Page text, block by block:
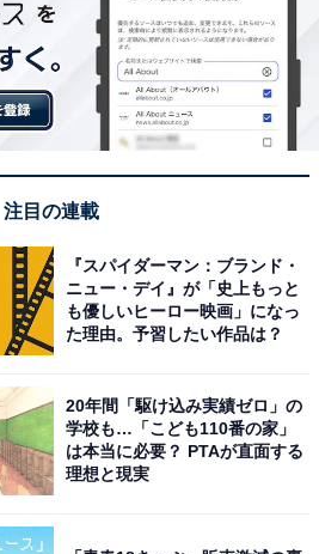
注目の連載
『スパイダーマン：ブランド・
ニュー・デイ』が「史上もっと
も優しいヒーロー映画」になっ
た理由。予習したい作品は？
20年間「駆け込み実績ゼロ」の
学校も…「こども110番の家」
は本当に必要？ PTAが直面する
理想と現実